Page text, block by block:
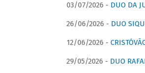
03/07/2026 - DUO DA
26/06/2026 - DUO
12/06/2026 -
29/05/2026 - DUO